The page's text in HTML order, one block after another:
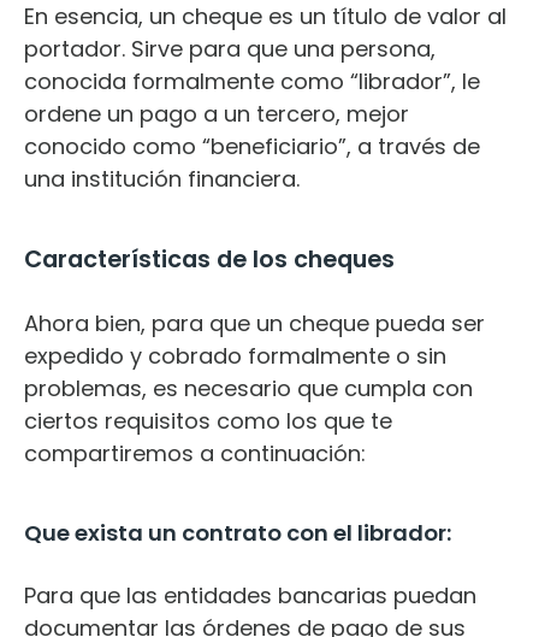
En esencia, un cheque es un título de valor al
portador. Sirve para que una persona,
conocida formalmente como “librador”, le
ordene un pago a un tercero, mejor
conocido como “beneficiario”, a través de
una institución financiera.
Características de los cheques
Ahora bien, para que un cheque pueda ser
expedido y cobrado formalmente o sin
problemas, es necesario que cumpla con
ciertos requisitos como los que te
compartiremos a continuación:
Que exista un contrato con el librador:
Para que las entidades bancarias puedan
documentar las órdenes de pago de sus